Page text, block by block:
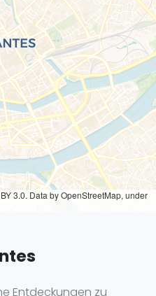
3.0. Data by OpenStreetMap, under
Entdeckungen zu